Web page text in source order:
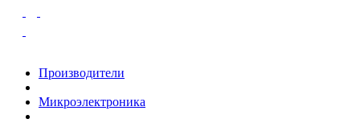
Производители
Микроэлектроника